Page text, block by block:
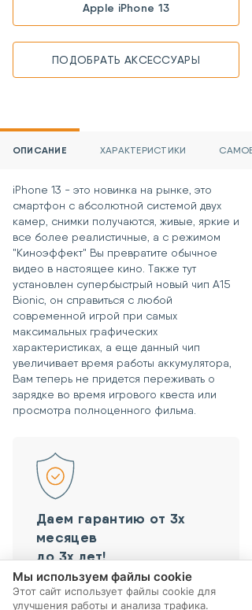
Apple iPhone 13
ПОДОБРАТЬ АКСЕССУАРЫ
ОПИСАНИЕ ХАРАКТЕРИСТИКИ
iPhone 13 - это новинка на рынке, это
смартфон с абсолютной системой двух
камер, снимки получаются, живые, яркие и
все более реалистичные, а с режимом
"Киноэффект" Вы превратите обычное
видео в настоящее кино. Также тут
установлен супербыстрый новый чип A15
Bionic, он справиться с любой
современной игрой при самых
максимальных графических
характеристиках, а еще данный чип
увеличивает время работы аккумулятора,
Вам теперь не придется переживать о
зарядке во время игрового квеста или
просмотра полноценного фильма.
Даем гарантию от 3х
месяцев
до 3х лет!
Берем все риски на себя!
Мы используем файлы cookie
Этот сайт использует файлы cookie для
улучшения работы и анализа трафика.